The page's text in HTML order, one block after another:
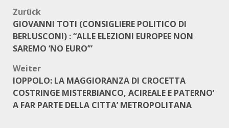
Beitragsnavigation
Zurück
GIOVANNI TOTI (CONSIGLIERE POLITICO DI
BERLUSCONI) : “ALLE ELEZIONI EUROPEE NON
SAREMO ‘NO EURO’”
Weiter
IOPPOLO: LA MAGGIORANZA DI CROCETTA
COSTRINGE MISTERBIANCO, ACIREALE E PATERNO’
A FAR PARTE DELLA CITTA’ METROPOLITANA